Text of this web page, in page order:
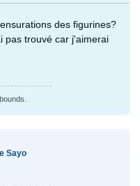
des figurines?
pas trouvé car j'aimerai
Sayo